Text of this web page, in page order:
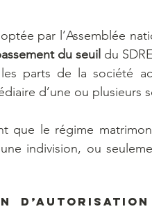
par l’Assemblée
du seuil du
parts de la société
d’une ou plusieurs
que le régime
indivision, ou